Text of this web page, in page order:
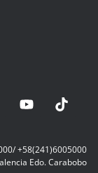
+58(241)6005000
Edo. Carabobo